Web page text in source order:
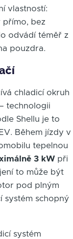
vlastností:
bez
odvádí téměř z
pouzdra.
chladicí okruh
technologii
Shellu je to
Během jízdy v
tepelnou
3 kW při
to může být
pod plným
systém schopný
systém